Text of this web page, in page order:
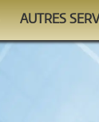
AUTRES